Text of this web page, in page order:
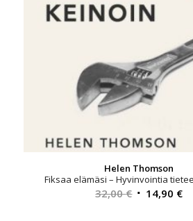
Helen Thomson
Fiksaa elämäsi – Hyvinvointia
32,00€ Alkuperäinen
14,90 €